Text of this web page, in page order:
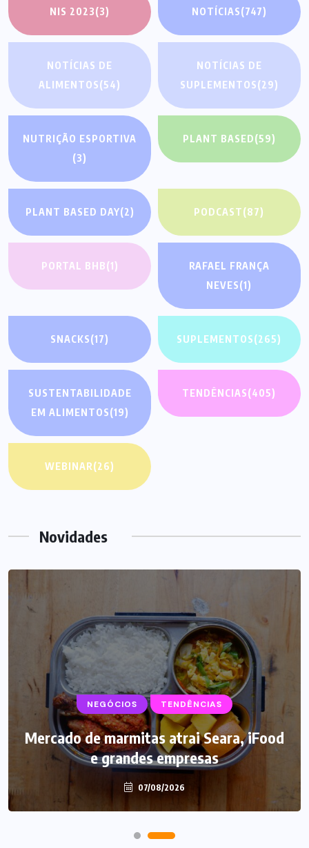
NIS 2023(3) NOTÍCIAS(747)
NOTÍCIAS DE
ALIMENTOS(54)
NOTÍCIAS DE
SUPLEMENTOS(29)
NUTRIÇÃO ESPORTIVA
(3)
PLANT BASED(59)
PLANT BASED DAY(2) PODCAST(87)
PORTAL BHB(1)
RAFAEL FRANÇA
NEVES(1)
SNACKS(17) SUPLEMENTOS(265)
SUSTENTABILIDADE
EM ALIMENTOS(19)
TENDÊNCIAS(405)
WEBINAR(26)
Novidades
NEGÓCIOS TENDÊNCIAS
Mercado de marmitas atrai Seara, iFood
e grandes empresas
07/08/2026
SUPLEMENTOS
Caffeine Army lança campanha para o
Dia dos Pais
07/08/2026